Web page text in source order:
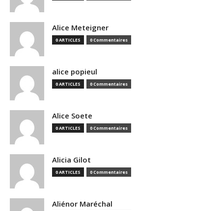
Alice Meteigner
0 ARTICLES 0 Commentaires
alice popieul
0 ARTICLES 0 Commentaires
Alice Soete
0 ARTICLES 0 Commentaires
Alicia Gilot
0 ARTICLES 0 Commentaires
Aliénor Maréchal